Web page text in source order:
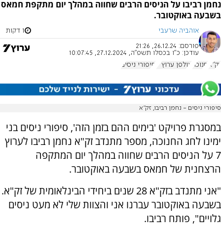
נחמן רביבו על הניסים הרבים שחווה במהלך יום מתקפת חמאס
בשבעה באוקטובר.
אוהביה שרעבי 1 דקות
פורסם: 26.12.24, 21:26
עודכן: כ"ו בכסלו תשפ"ה, 27.12.2024, 10:07:45
זק"א חנוכה אולפן ערוץ 7 סיפורי ניסים
סיפורי ניסים - נחמן רביבו, זק"א
במסגרת פרויקט 'בימים ההם בזמן הזה', סיפורי ניסים בני
ימינו לחג החנוכה, מספר מתנדב זק"א נחמן רביבו לערוץ
7 על הניסים הרבים שחווה במהלך יום המתקפה
הרצחנית של חמאס בשבעה באוקטובר.
"אני מתנדב בזק"א 28 שנים ביחידי הבינלאומית של זק"א.
בשבעה באוקטובר עברנו אני והצוות שלי לא מעט ניסים
גלויים", פותח רביבו.